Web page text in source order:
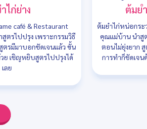
ไก่ย่าง
café & Restaurant
ตรไปปรุง เพราะกรรมวิธี
ตรมีมาบอกชัดเจนแล้ว ขั้น
ย เชิญหยิบสูตรไปปรุงได้
เลย
ต้มย
ต้มยำไก่หน่อกระ
คุณแม่บ้าน นำสู
ตอนไม่ยุ่งยาก
การทำก็ชัดเจน